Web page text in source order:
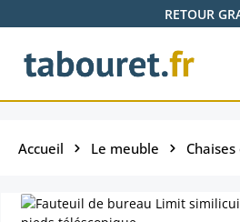
Passer au contenu principalRETOUR
Accueil Le meuble